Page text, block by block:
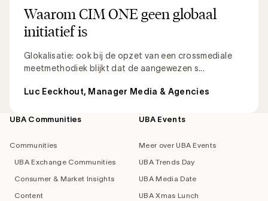
Waarom CIM ONE geen globaal
initiatief is
Glokalisatie: ook bij de opzet van een crossmediale
meetmethodiek blijkt dat de aangewezen s...
Luc Eeckhout, Manager Media & Agencies
Footer
UBA Communities
Communities
UBA Exchange Communities
Consumer & Market Insights
Content
UBA Events
Meer over UBA Events
UBA Trends Day
UBA Media Date
UBA Xmas Lunch